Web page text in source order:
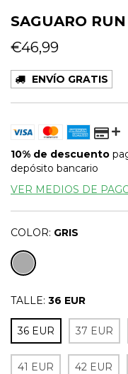
SAGUARO
€46,99
ENVÍO GRATIS
10% de descuento
depósito bancario
VER MEDIOS DE
COLOR: GRIS
TALLE: 36 EUR
36 EUR 37 EUR
41 EUR 42 EUR